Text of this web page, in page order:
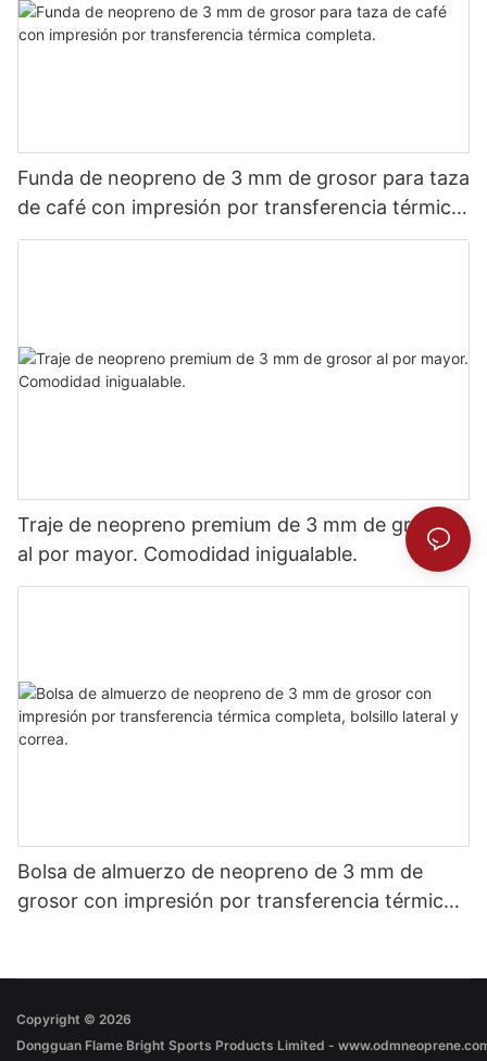
Funda de neopreno de 3 mm de grosor para taza
de café con impresión por transferencia térmica
completa.
Traje de neopreno premium de 3 mm de grosor
al por mayor. Comodidad inigualable.
Bolsa de almuerzo de neopreno de 3 mm de
grosor con impresión por transferencia térmica
Copyright © 2026